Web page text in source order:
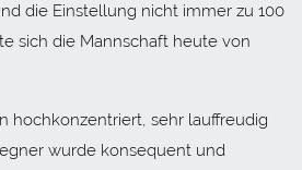
die Einstellung nicht immer zu 100
sich die Mannschaft heute von
hochkonzentriert, sehr lauffreudig
wurde konsequent und